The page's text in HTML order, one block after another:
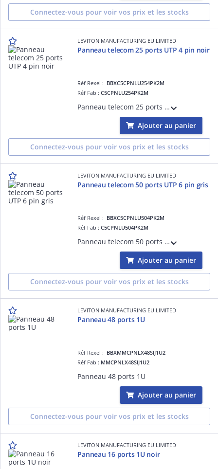
Connectez-vous pour voir vos prix et les stocks
LEVITON MANUFACTURING EU LIMITED
Panneau telecom 25 ports UTP 4 pin noir
Réf Rexel : BBXC5CPNLU254PK2M
Réf Fab :C5CPNLU254PK2M
Panneau telecom 25 ports UTP 4 pin noir
Ajouter au panier
Connectez-vous pour voir vos prix et les stocks
LEVITON MANUFACTURING EU LIMITED
Panneau telecom 50 ports UTP 6 pin gris
Réf Rexel : BBXC5CPNLU504PK2M
Réf Fab :C5CPNLU504PK2M
Panneau telecom 50 ports UTP 6 pin gris
Ajouter au panier
Connectez-vous pour voir vos prix et les stocks
LEVITON MANUFACTURING EU LIMITED
Panneau 48 ports 1U
Réf Rexel : BBXMMCPNLX48SIJ1U2
Réf Fab : MMCPNLX48SIJ1U2
Panneau 48 ports 1U
Ajouter au panier
Connectez-vous pour voir vos prix et les stocks
LEVITON MANUFACTURING EU LIMITED
Panneau 16 ports 1U noir